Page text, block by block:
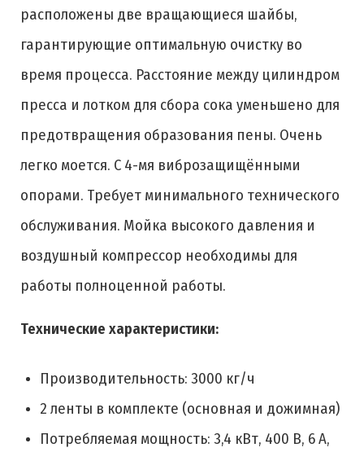
расположены две вращающиеся шайбы,
гарантирующие оптимальную очистку во
время процесса. Расстояние между цилиндром
пресса и лотком для сбора сока уменьшено для
предотвращения образования пены. Очень
легко моется. С 4-мя виброзащищёнными
опорами. Требует минимального технического
обслуживания. Мойка высокого давления и
воздушный компрессор необходимы для
работы полноценной работы.
Технические характеристики:
Производительность: 3000 кг/ч
2 ленты в комплекте (основная и дожимная)
Потребляемая мощность: 3,4 кВт, 400 В, 6 А,